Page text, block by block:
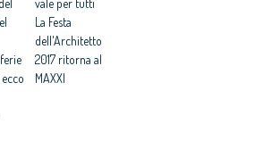
vale per tutti
La Festa
dell'Architetto
2017 ritorna al
MAXXI